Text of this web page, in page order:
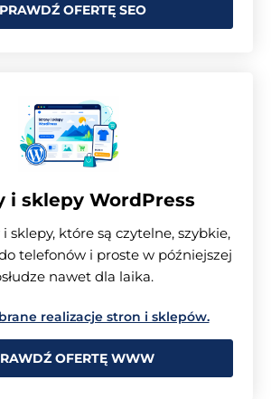
OFERTĘ SEO
i sklepy WordPress
sklepy, które są czytelne, szybkie,
telefonów i proste w późniejszej
nawet dla laika.
realizacje stron i sklepów.
OFERTĘ WWW